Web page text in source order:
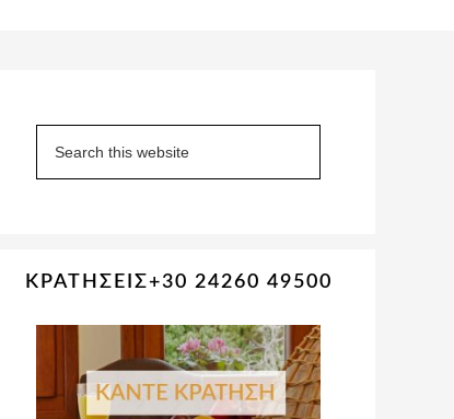
Sidebar
ΚΡΑΤΗΣΕΙΣ+30 24260 49500